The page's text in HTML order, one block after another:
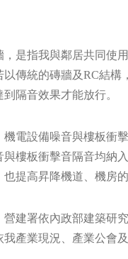
是指我與鄰居共同使
傳統的磚牆及RC結構
隔音效果才能放行。
電設備噪音與樓板衝
樓板衝擊音隔音均納
提高昇降機道、機房的
建署依內政部建築研
產業現況、產業公會